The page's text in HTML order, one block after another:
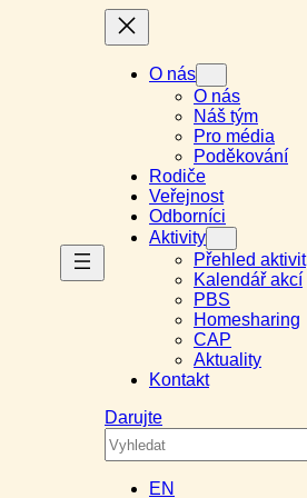
O nás
O nás
Náš tým
Pro média
Poděkování
Rodiče
Veřejnost
Odborníci
Aktivity
Přehled aktivit
Kalendář akcí
PBS
Homesharing
CAP
Aktuality
Kontakt
Darujte
Search
EN